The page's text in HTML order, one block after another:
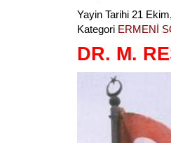
Yayin Tarihi 21
Kategori ERMENİ
DR. M.